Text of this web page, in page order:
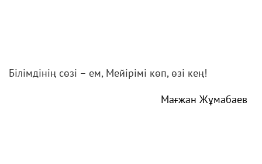
Білімдінің сөзі – ем, Мейірімі көп, өзі кең!
Мағжан Жұмабаев